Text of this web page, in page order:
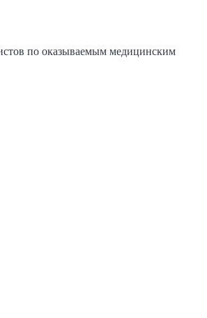
по оказываемым медицинским